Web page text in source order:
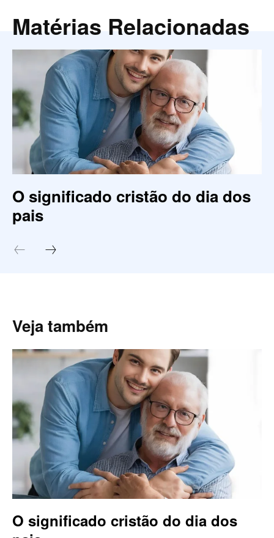
Matérias Relacionadas
O significado cristão do dia dos
pais
Veja também
O significado cristão do dia dos